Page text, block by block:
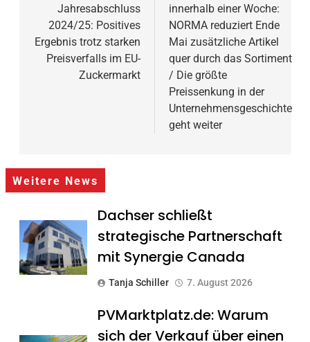
Jahresabschluss
2024/25: Positives
Ergebnis trotz starken
Preisverfalls im EU-
Zuckermarkt
innerhalb einer Woche:
NORMA reduziert Ende
Mai zusätzliche Artikel
quer durch das Sortiment
/ Die größte
Preissenkung in der
Unternehmensgeschichte
geht weiter
Weitere News
Dachser schließt
strategische Partnerschaft
mit Synergie Canada
Tanja Schiller 7. August 2026
PVMarktplatz.de: Warum
sich der Verkauf über einen